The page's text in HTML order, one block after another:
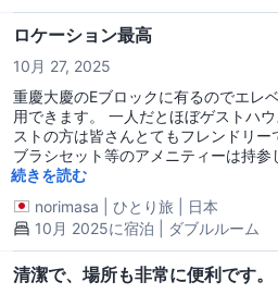
ロケーション最高
10月 27, 2025
重慶大慶のEブロックに有るのでエレ
用できます。 一人だとほぼゲストハ
ストの方は皆さんとてもフレンドリ
ブラシセット等のアメニティーは持参
すがちゃんと手入れはされてますし掃
続きを読む
norimasa
ひとり旅
日本
10月 2025に宿泊 | ダブルルーム
清潔で、場所も非常に便利です。